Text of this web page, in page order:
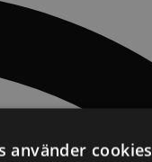
använder cookies